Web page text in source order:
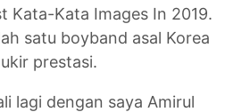
Kata-Kata Images In 2019.
satu boyband asal Korea
prestasi.
lagi dengan saya Amirul